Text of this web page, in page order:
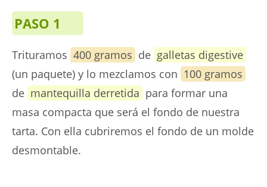
PASO 1
Trituramos 400 gramos de galletas digestive
(un paquete) y lo mezclamos con 100 gramos
de mantequilla derretida para formar una
masa compacta que será el fondo de nuestra
tarta. Con ella cubriremos el fondo de un molde
desmontable.